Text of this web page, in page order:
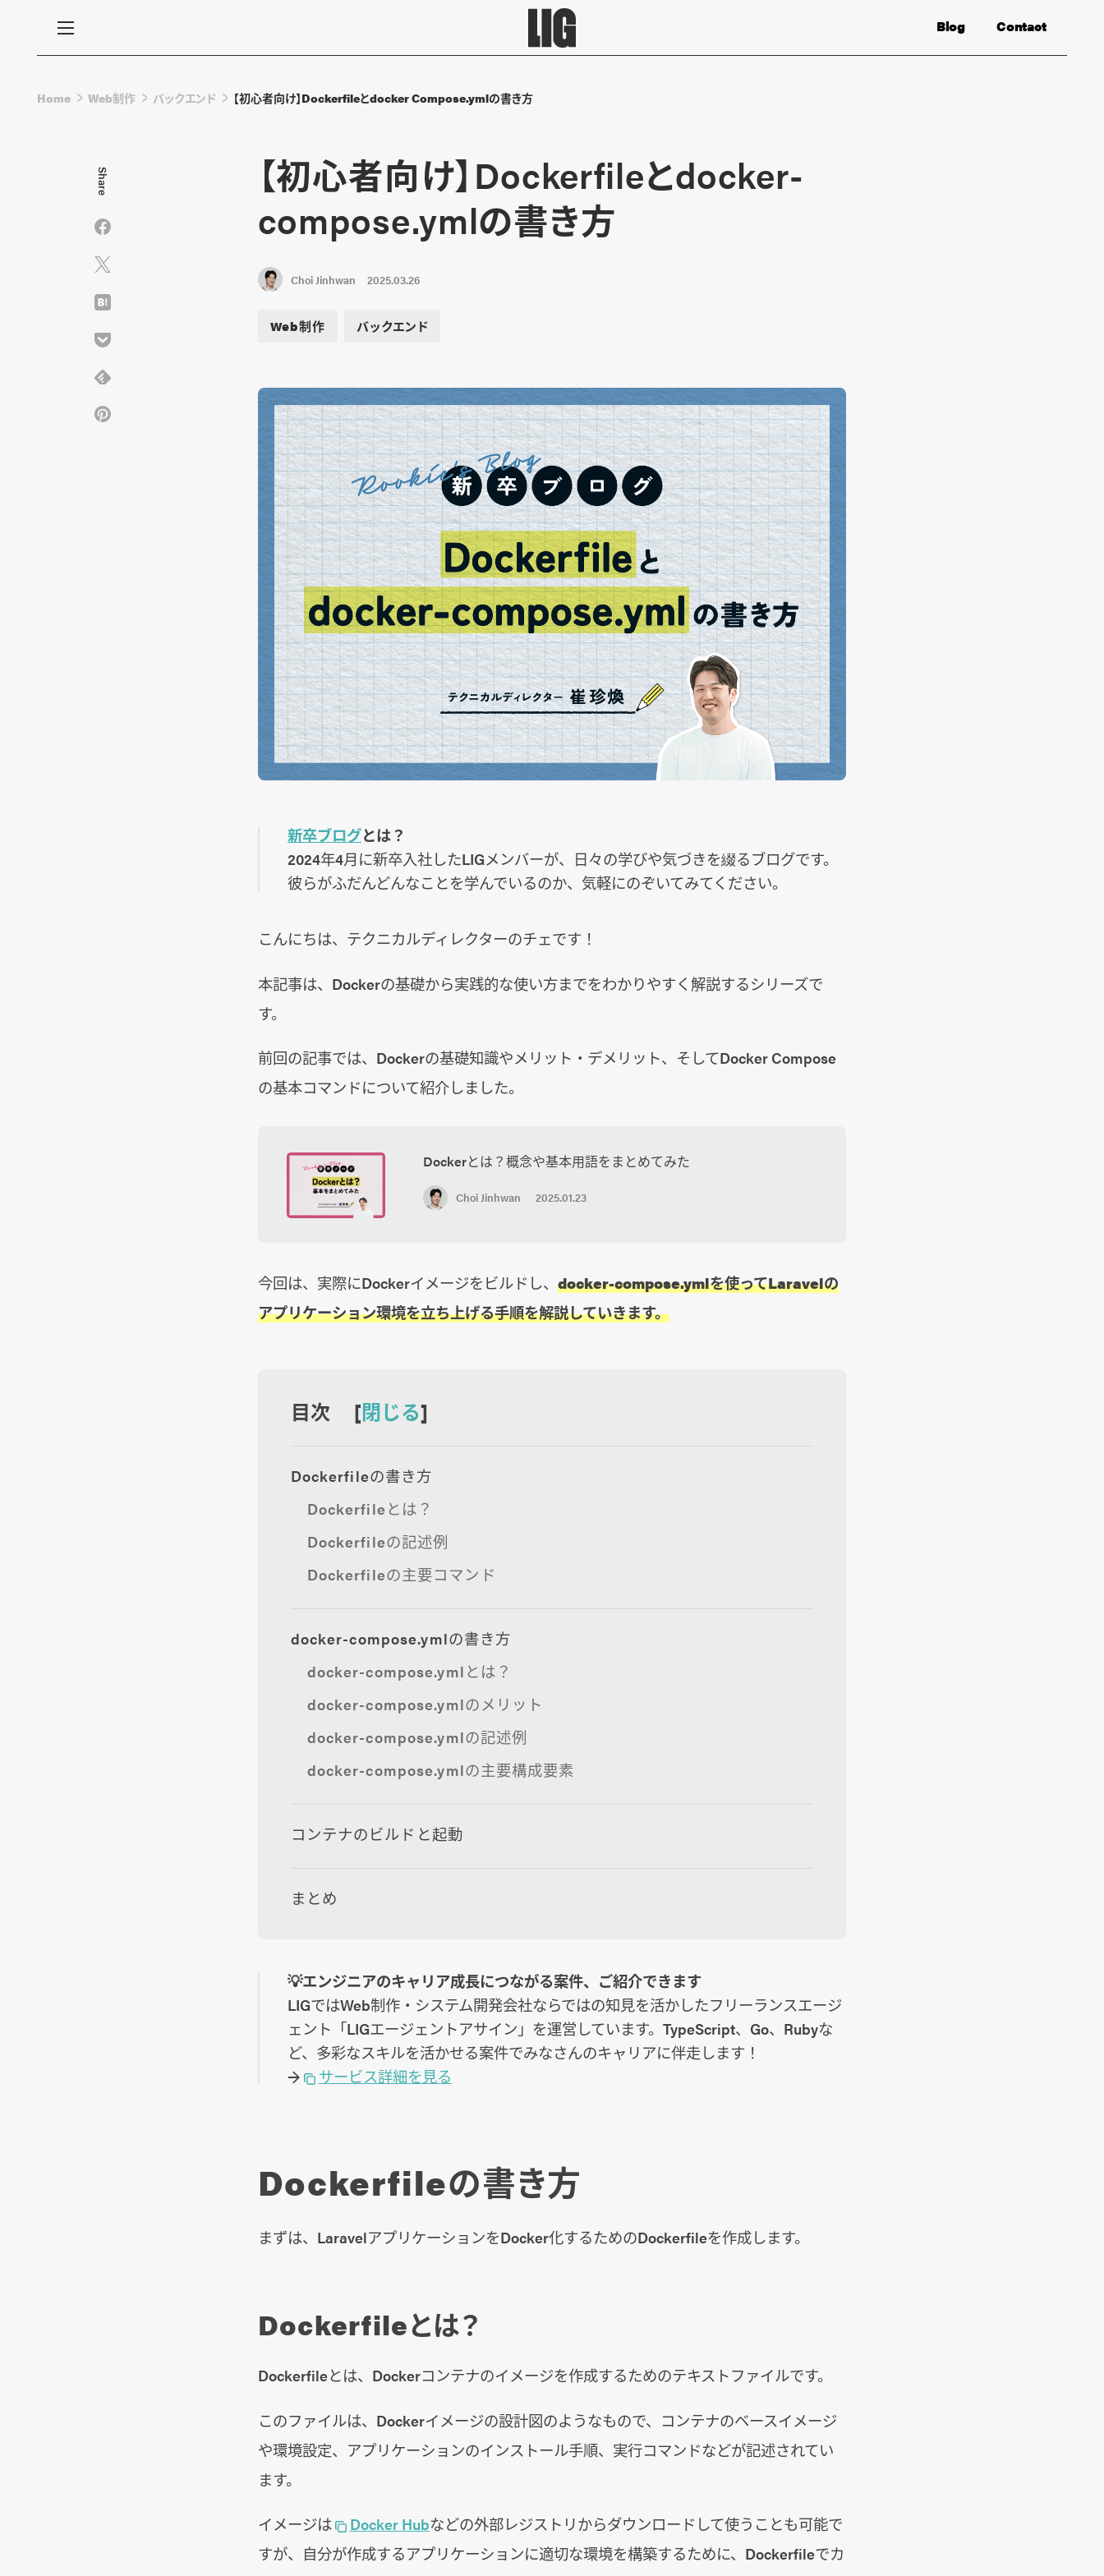
Contact
Blog
Home Web制作 バックエンド 【初心者向け】Dockerfileとdocker Compose.ymlの書き方
【初心者向け】Dockerfileとdocker-
compose.ymlの書き方
Choi Jinhwan 2025.03.26
Web制作 バックエンド
新卒ブログとは？
2024年4月に新卒入社したLIGメンバーが、日々の学びや気づきを綴るブログです。
彼らがふだんどんなことを学んでいるのか、気軽にのぞいてみてください。
こんにちは、テクニカルディレクターのチェです！
本記事は、Dockerの基礎から実践的な使い方までをわかりやすく解説するシリーズで
す。
前回の記事では、Dockerの基礎知識やメリット・デメリット、そしてDocker Compose
の基本コマンドについて紹介しました。
Dockerとは？概念や基本用語をまとめてみた
Choi Jinhwan 2025.01.23
今回は、実際にDockerイメージをビルドし、 docker-compose.ymlを使ってLaravelの
アプリケーション環境を立ち上げる手順を解説していきます。
目次 [閉じる]
Dockerfileの書き方
Dockerfileとは？
Dockerfileの記述例
Dockerfileの主要コマンド
docker-compose.ymlの書き方
docker-compose.ymlとは？
docker-compose.ymlのメリット
docker-compose.ymlの記述例
docker-compose.ymlの主要構成要素
コンテナのビルドと起動
まとめ
💡エンジニアのキャリア成長につながる案件、ご紹介できます
LIGではWeb制作・システム開発会社ならではの知見を活かしたフリーランスエージ
ェント「LIGエージェントアサイン」を運営しています。TypeScript、Go、Rubyな
ど、多彩なスキルを活かせる案件でみなさんのキャリアに伴走します！
→
サービス詳細を見る
Dockerfileの書き方
まずは、LaravelアプリケーションをDocker化するためのDockerfileを作成します。
Dockerfileとは？
Dockerfileとは、Dockerコンテナのイメージを作成するためのテキストファイルです。
このファイルは、Dockerイメージの設計図のようなもので、コンテナのベースイメージ
や環境設定、アプリケーションのインストール手順、実行コマンドなどが記述されてい
ます。
イメージは Docker Hubなどの外部レジストリからダウンロードして使うことも可能で
すが、自分が作成するアプリケーションに適切な環境を構築するために、Dockerfileでカ
Share